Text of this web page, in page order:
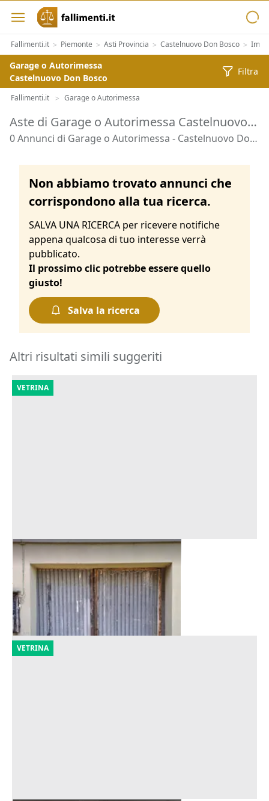
Fallimenti.it > Piemonte > Asti Provincia > Castelnuovo Don Bosco >
Garage o Autorimessa
Castelnuovo Don Bosco
Filtra
Fallimenti.it > Garage o Autorimessa
Aste di Garage o Autorimessa Castelnuovo Don Bosco
0 Annunci di Garage o Autorimessa - Castelnuovo Don Bosco
Non abbiamo trovato annunci che
corrispondono alla tua ricerca.
SALVA UNA RICERCA per ricevere notifiche
appena qualcosa di tuo interesse verrà
pubblicato.
Il prossimo clic potrebbe essere quello
giusto!
Salva la ricerca
Altri risultati simili suggeriti
VETRINA
Asta Garage con pertinenze
Genova (Genova)
Offerta minima
20.391 €
18/09/2026
VETRINA